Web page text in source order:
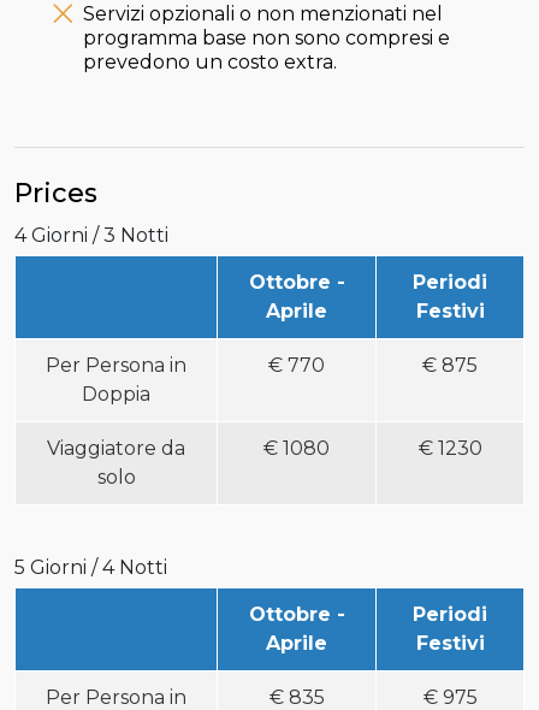
Servizi opzionali o non menzionati nel
programma base non sono compresi e
prevedono un costo extra.
Prices
4 Giorni / 3 Notti
Ottobre -
Aprile
Periodi
Festivi
Per Persona in
Doppia
€ 770 € 875
Viaggiatore da
solo
€ 1080 € 1230
5 Giorni / 4 Notti
Ottobre -
Aprile
Periodi
Festivi
Per Persona in
€ 835 € 975